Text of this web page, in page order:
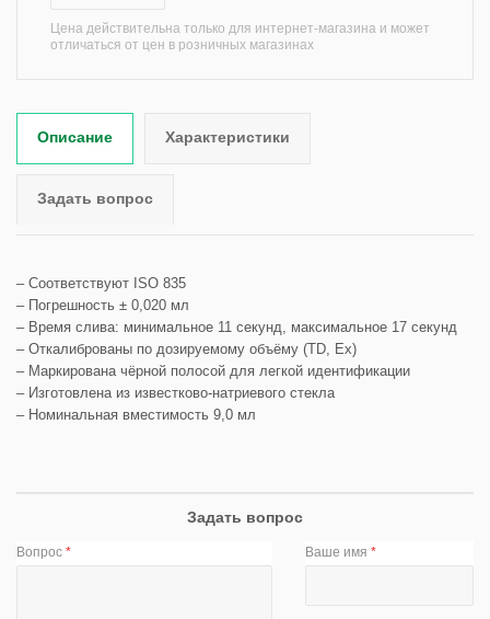
Цена действительна только для интернет-магазина и может
отличаться от цен в розничных магазинах
Описание Характеристики
Задать вопрос
– Соответствуют ISO 835
– Погрешность ± 0,020 мл
– Время слива: минимальное 11 секунд, максимальное 17 секунд
– Откалиброваны по дозируемому объёму (TD, Ex)
– Маркирована чёрной полосой для легкой идентификации
– Изготовлена из известково-натриевого стекла
– Номинальная вместимость 9,0 мл
Задать вопрос
Вопрос * Ваше имя*